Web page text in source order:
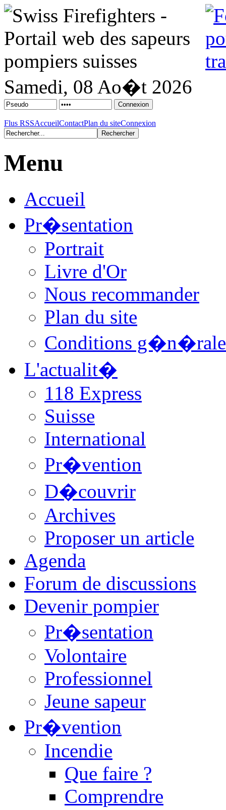
Samedi, 08 Ao�t 2026
Flus RSSAccueilContactPlan du siteConnexion
Menu
Accueil
Pr�sentation
Portrait
Livre d'Or
Nous recommander
Plan du site
Conditions
L'actualit�
118 Express
Suisse
International
Pr�vention
D�couvrir
Archives
Proposer un article
Agenda
Forum de discussions
Devenir pompier
Pr�sentation
Volontaire
Professionnel
Jeune sapeur
Pr�vention
Incendie
Que faire ?
Comprendre